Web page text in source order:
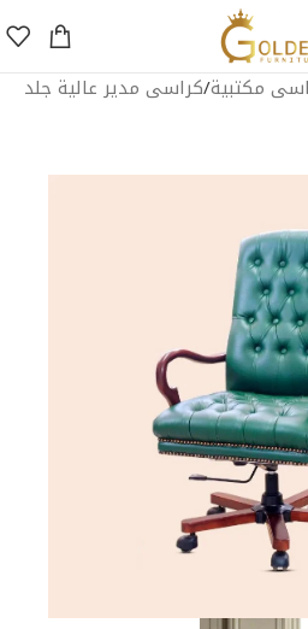
مكتبية/كراسى مدير عالية جلد